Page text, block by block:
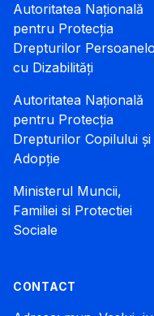
Autoritatea Națională
pentru Protecția
Drepturilor
cu Dizabilități
Autoritatea Națională
pentru Protecția
Drepturilor Copilului și
Adopție
Ministerul Muncii,
Familiei si Protectiei
Sociale
CONTACT